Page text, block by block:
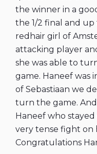
the winner in a
the 1/2 final and
redhair girl of
attacking player
she was able to
game. Haneef
of Sebastiaan we
turn the game. And
Haneef who stayed
very tense fight on
Congratulations